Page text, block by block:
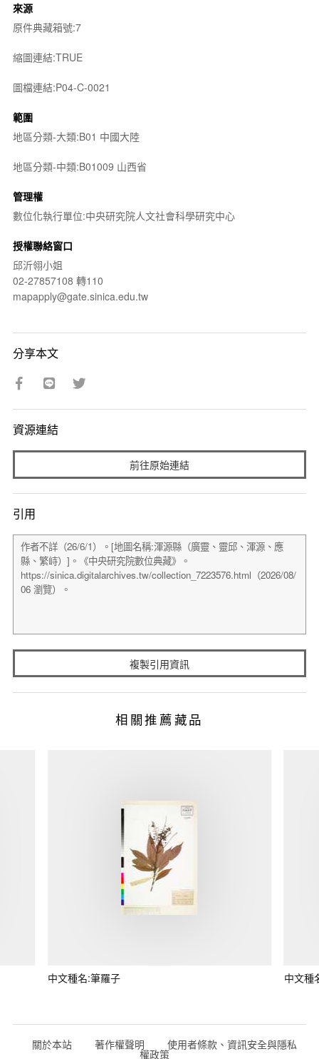
來源
原件典藏箱號:7
縮圖連結:TRUE
圖檔連結:P04-C-0021
範圍
地區分類-大類:B01 中國大陸
地區分類-中類:B01009 山西省
管理權
數位化執行單位:中央研究院人文社會科學研究中心
授權聯絡窗口
邱沂翎小姐
02-27857108 轉110
mapapply@gate.sinica.edu.tw
分享本文
資源連結
前往原始連結
引用
複製引用資訊
相關推薦藏品
中文種名:筆羅子 中文種
關於本站 著作權聲明 使用者條款、資訊安全與隱私
權政策